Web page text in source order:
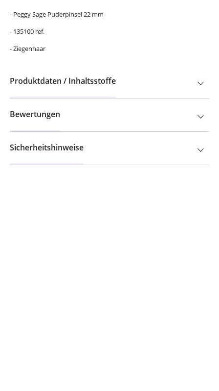
- Peggy Sage Puderpinsel 22 mm
- 135100 ref.
- Ziegenhaar
Produktdaten / Inhaltsstoffe
Bewertungen
Sicherheitshinweise